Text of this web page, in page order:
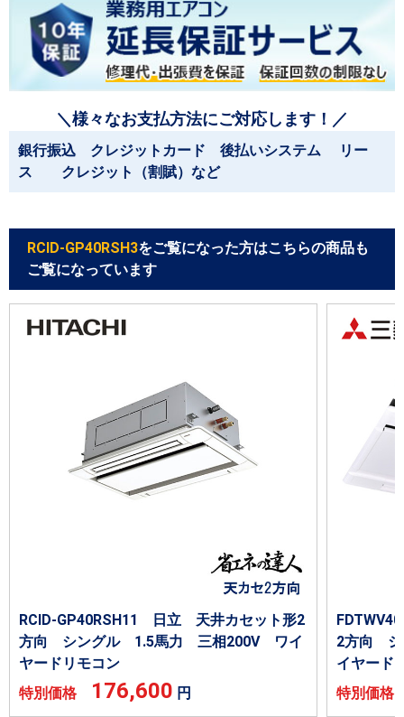
＼様々なお支払方法にご対応します！／
銀行振込 クレジットカード 後払いシステム リー
ス クレジット（割賦）など
RCID-GP40RSH3をご覧になった方はこちらの商品も
ご覧になっています
RCID-GP40RSH11 日立 天井カセット形2
方向 シングル 1.5馬力 三相200V ワイ
ヤードリモコン
特別価格
176,600 円
2方向
イヤード
特別価